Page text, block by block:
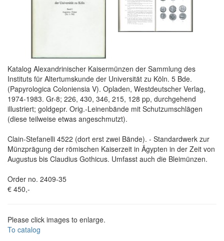
Katalog Alexandrinischer Kaisermünzen der Sammlung des
Instituts für Altertumskunde der Universität zu Köln. 5 Bde.
(Papyrologica Coloniensia V). Opladen, Westdeutscher Verlag,
1974-1983. Gr-8; 226, 430, 346, 215, 128 pp, durchgehend
illustriert; goldgepr. Orig.-Leinenbände mit Schutzumschlägen
(diese teilweise etwas angeschmutzt).
Clain-Stefanelli 4522 (dort erst zwei Bände). - Standardwerk zur
Münzprägung der römischen Kaiserzeit in Ägypten in der Zeit von
Augustus bis Claudius Gothicus. Umfasst auch die Bleimünzen.
Order no. 2409-35
€ 450,-
Please click images to enlarge.
To catalog